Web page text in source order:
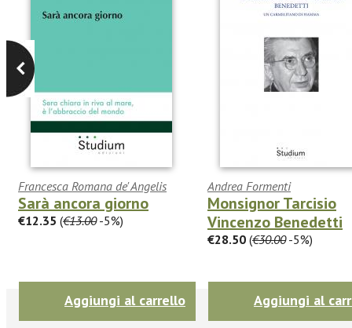
Francesca Romana de' Angelis
Sarà ancora giorno
€12.35 (€13.00-5%)
Aggiungi al carrello
Andrea Formenti
Monsignor Tarcisio
Vincenzo Benedetti
€28.50 (€30.00-5%)
Aggiungi al